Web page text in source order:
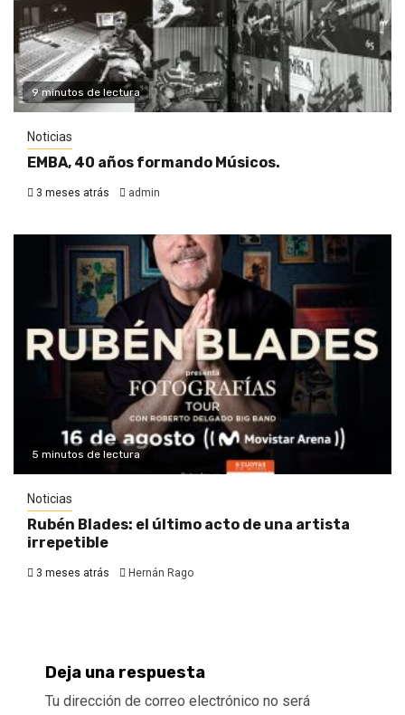
9 minutos de lectura
Noticias
EMBA, 40 años formando Músicos.
3 meses atrás admin
5 minutos de lectura
Noticias
Rubén Blades: el último acto de una artista
irrepetible
3 meses atrás Hernán Rago
Deja una respuesta
Tu dirección de correo electrónico no será